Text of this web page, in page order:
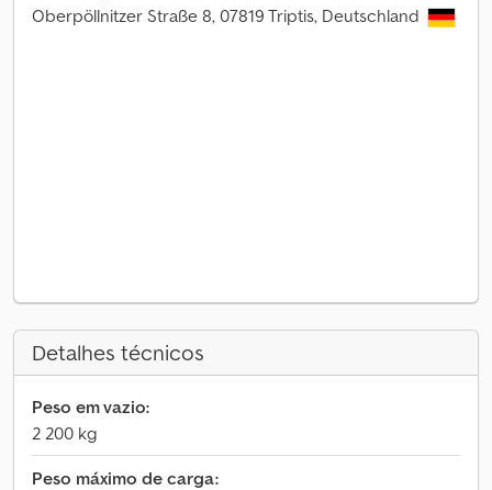
Oberpöllnitzer Straße 8, 07819 Triptis, Deutschland
Detalhes técnicos
Peso em vazio:
2 200 kg
Peso máximo de carga: